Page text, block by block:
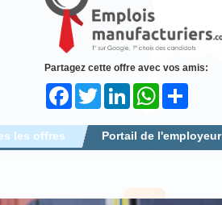
Partagez cette offre avec vos amis:
FacebookTwitter LinkedInWhatsApp
Portail de l'employeur
les offres